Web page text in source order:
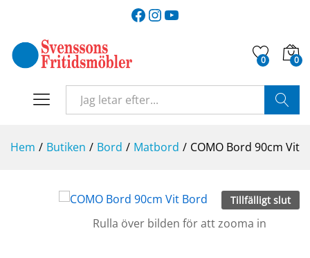
Facebook
Instagram
YouTube
0 0
Hem / Butiken / Bord / Matbord / COMO Bord 90cm Vit
Tillfälligt slut
Rulla över bilden för att zooma in